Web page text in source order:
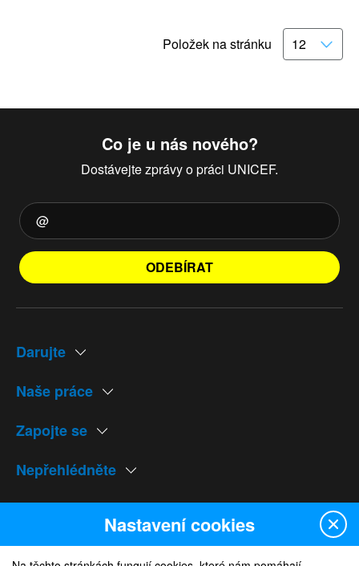
Položek na stránku
Co je u nás nového?
Dostávejte zprávy o práci UNICEF.
ODEBÍRAT
Darujte
Naše práce
Zapojte se
Nepřehlédněte
Naše weby
Nastavení cookies